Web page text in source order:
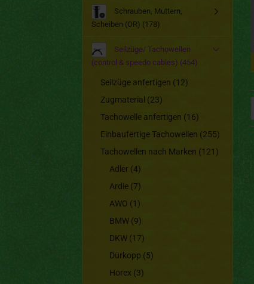
Schrauben, Muttern,
Scheiben (OR) (178)
Seilzüge/ Tachowellen
(control & speedo cables) (454)
Seilzüge anfertigen (12)
Zugmaterial (23)
Tachowelle anfertigen (16)
Einbaufertige Tachowellen (255)
Tachowellen nach Marken (121)
Adler (4)
Ardie (7)
AWO (1)
BMW (9)
DKW (17)
Dürkopp (5)
Horex (3)